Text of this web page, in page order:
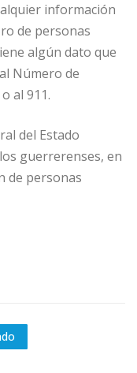
información
de personas
algún dato que
Número de
al 911.
del Estado
guerrerenses, en
de personas